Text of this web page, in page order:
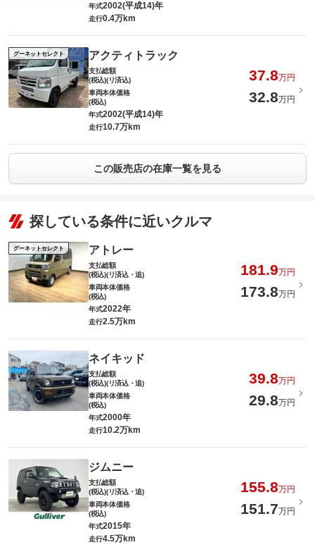
年式2002(平成14)年
走行0.4万km
グーネットセレクト アクティトラック
支払総額
(税込)(リ済込)
37.8万円
車両本体価格
(税込)
32.8万円
年式2002(平成14)年
走行10.7万km
この販売店の在庫一覧を見る
探している条件に近いクルマ
グーネットセレクト アトレー
支払総額
(税込)(リ済込・追)
181.9万円
車両本体価格
(税込)
173.8万円
年式2022年
走行2.5万km
ネイキッド
支払総額
(税込)(リ済込・追)
39.8万円
車両本体価格
(税込)
29.8万円
年式2000年
走行10.2万km
ジムニー
支払総額
(税込)(リ済込・追)
155.8万円
車両本体価格
(税込)
151.7万円
年式2015年
走行4.5万km